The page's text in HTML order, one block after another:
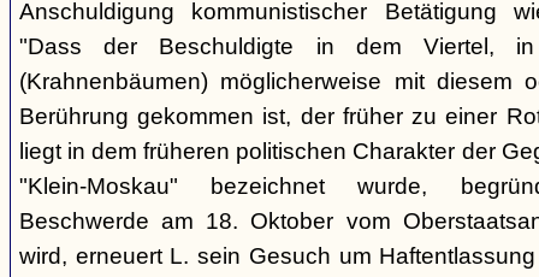
Anschuldigung kommunistischer Betätigung
"Dass der Beschuldigte in dem Viertel,
(Krahnenbäumen) möglicherweise mit diesem
Berührung gekommen ist, der früher zu einer
liegt in dem früheren politischen Charakter der
"Klein-Moskau" bezeichnet wurde,
Beschwerde am 18. Oktober vom
wird, erneuert L. sein Gesuch um